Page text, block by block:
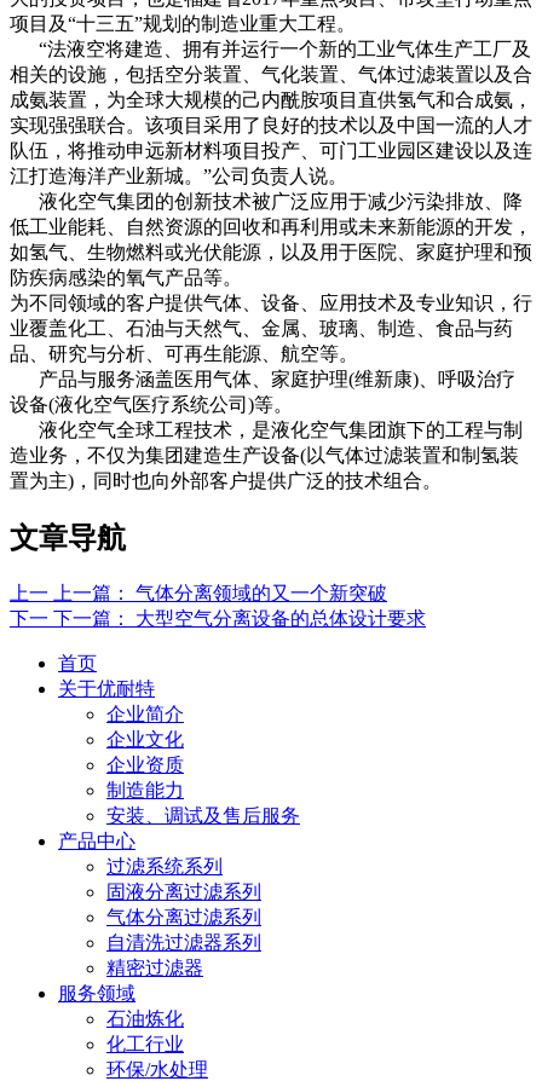
项目及“十三五”规划的制造业重大工程。
“法液空将建造、拥有并运行一个新的工业气体生产工厂及
相关的设施，包括空分装置、气化装置、气体过滤装置以及合
成氨装置，为全球大规模的己内酰胺项目直供氢气和合成氨，
实现强强联合。该项目采用了良好的技术以及中国一流的人才
队伍，将推动申远新材料项目投产、可门工业园区建设以及连
江打造海洋产业新城。”公司负责人说。
液化空气集团的创新技术被广泛应用于减少污染排放、降
低工业能耗、自然资源的回收和再利用或未来新能源的开发，
如氢气、生物燃料或光伏能源，以及用于医院、家庭护理和预
防疾病感染的氧气产品等。
为不同领域的客户提供气体、设备、应用技术及专业知识，行
业覆盖化工、石油与天然气、金属、玻璃、制造、食品与药
品、研究与分析、可再生能源、航空等。
产品与服务涵盖医用气体、家庭护理(维新康)、呼吸治疗
设备(液化空气医疗系统公司)等。
液化空气全球工程技术，是液化空气集团旗下的工程与制
造业务，不仅为集团建造生产设备(以气体过滤装置和制氢装
置为主)，同时也向外部客户提供广泛的技术组合。
文章导航
上一 上一篇：
气体分离领域的又一个新突破
下一 下一篇： 大型空气分离设备的总体设计要求
首页
关于优耐特
企业简介
企业文化
企业资质
制造能力
安装、调试及售后服务
产品中心
过滤系统系列
固液分离过滤系列
气体分离过滤系列
自清洗过滤器系列
精密过滤器
服务领域
石油炼化
化工行业
环保/水处理